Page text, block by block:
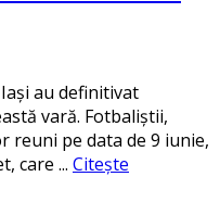
Iași au definitivat
vară. Fotbaliștii,
reuni pe data de 9 iunie,
care ... Citește